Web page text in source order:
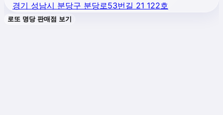
경기 성남시 분당구 분당로53번길 21 122호
로또 명당 판매점 보기